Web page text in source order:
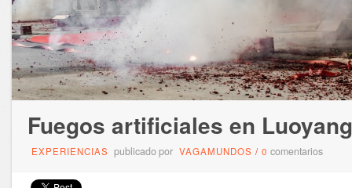
Fuegos artificiales en Luoyang
EXPERIENCIAS publicado por VAGAMUNDOS / 0 comentarios